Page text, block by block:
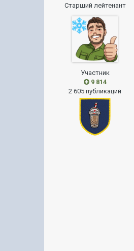
Старший лейтенант
Участник
9 814
2 605 публикаций